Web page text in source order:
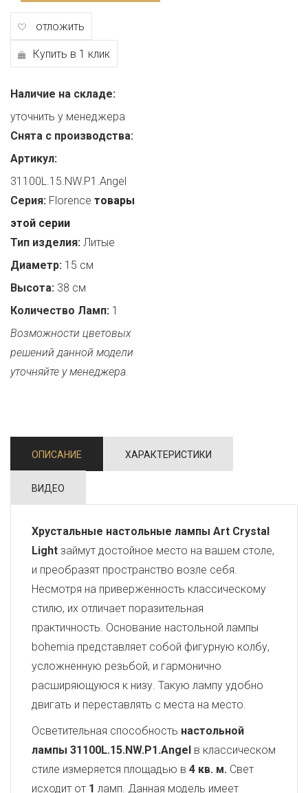
отложить
Купить в 1 клик
Наличие на складе:
уточнить у менеджера
Снята с производства:
Артикул:
31100L.15.NW.P1.Angel
Серия: Florence товары
этой серии
Тип изделия: Литые
Диаметр: 15 см
Высота: 38 см
Количество Ламп: 1
Возможности цветовых
решений данной модели
уточняйте у менеджера.
ОПИСАНИЕ ХАРАКТЕРИСТИКИ
ВИДЕО
Хрустальные настольные лампы Art Crystal
Light займут достойное место на вашем столе,
и преобразят пространство возле себя.
Несмотря на приверженность классическому
стилю, их отличает поразительная
практичность. Основание настольной лампы
bohemia представляет собой фигурную колбу,
усложненную резьбой, и гармонично
расширяющуюся к низу. Такую лампу удобно
двигать и переставлять с места на место.
Осветительная способность настольной
лампы 31100L.15.NW.P1.Angel в классическом
стиле измеряется площадью в 4 кв. м. Свет
исходит от 1 ламп. Данная модель имеет